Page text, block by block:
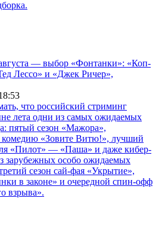
августа — выбор «Фонтанки»: «Коп-
Лессо» и «Джек Ричер»,
что российский стриминг
лета одни из самых ожидаемых
пятый сезон «Мажора»,
комедию «Зовите Витю!», лучший
«Пилот» — «Паша» и даже кибер-
зарубежных особо ожидаемых
сезон сай-фая «Укрытие»,
в законе» и очередной спин-офф
взрыва».